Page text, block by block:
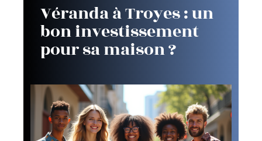
Véranda à Troyes : un
bon investissement
pour sa maison ?